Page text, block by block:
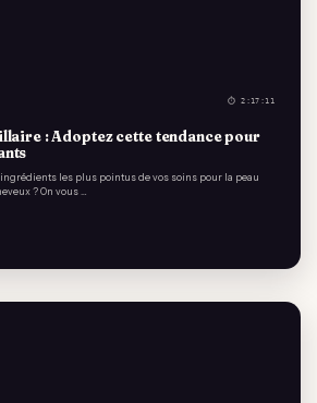
⏱ 2:17:11
: Adoptez cette tendance pour
les plus pointus de vos soins pour la peau
? On vous …